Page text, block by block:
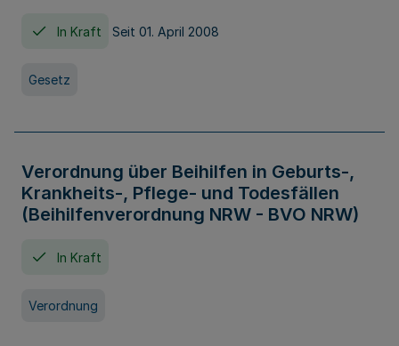
In Kraft Seit 01. April 2008
Gesetz
Verordnung über Beihilfen in Geburts-,
Krankheits-, Pflege- und Todesfällen
(Beihilfenverordnung NRW - BVO NRW)
In Kraft
Verordnung